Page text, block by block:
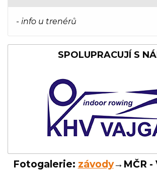
- info u trenérů
SPOLUPRACUJÍ S
Fotogalerie: závody→MČR -